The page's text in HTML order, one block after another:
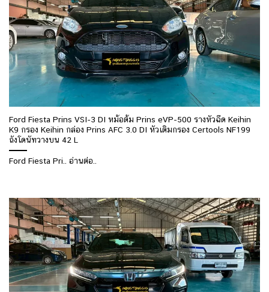
Ford Fiesta Prins VSI-3 DI หม้อต้ม Prins eVP-500 รางหัวฉีด Keihin
K9 กรอง Keihin กล่อง Prins AFC 3.0 DI หัวเติมกรอง Certools NF199
ถังโดนัทวางบน 42 L
Ford Fiesta Pri.. อ่านต่อ..